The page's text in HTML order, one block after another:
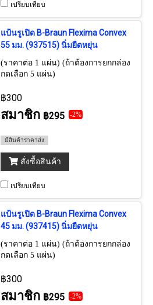
เปรียบเทียบ
แป้นรูเปิด B-Braun Flexima Convex
55 มม. (937515) นิ่มยืดหยุ่น
(ราคาต่อ 1 แผ่น) (ถ้าต้องการยกกล่อง
กดเลือก 5 แผ่น)
฿300
สมาชิก ฿295 -2%
มีสินค้าราคาส่ง
สั่งซื้อสินค้า
เปรียบเทียบ
แป้นรูเปิด B-Braun Flexima Convex
45 มม. (937415) นิ่มยืดหยุ่น
(ราคาต่อ 1 แผ่น) (ถ้าต้องการยกกล่อง
กดเลือก 5 แผ่น)
฿300
สมาชิก ฿295 -2%